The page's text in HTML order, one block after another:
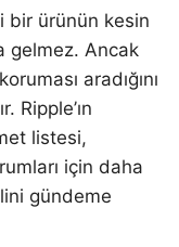
bir ürünün kesin
gelmez. Ancak
aradığını
Ripple’ın
listesi,
için daha
gündeme